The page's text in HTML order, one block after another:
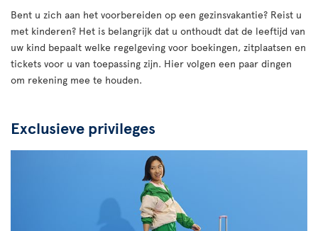
Bent u zich aan het voorbereiden op een gezinsvakantie? Reist u
met kinderen? Het is belangrijk dat u onthoudt dat de leeftijd van
uw kind bepaalt welke regelgeving voor boekingen, zitplaatsen en
tickets voor u van toepassing zijn. Hier volgen een paar dingen
om rekening mee te houden.
Exclusieve privileges